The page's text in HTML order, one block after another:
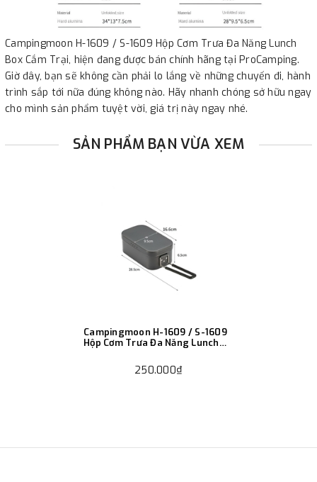
Campingmoon H-1609 / S-1609 Hộp Cơm Trưa Đa Năng Lunch
Box Cắm Trại, hiện đang được bán chính hãng tại ProCamping.
Giờ đây, bạn sẽ không cần phải lo lắng về những chuyến đi, hành
trình sắp tới nữa đúng không nào. Hãy nhanh chóng sở hữu ngay
cho mình sản phẩm tuyệt vời, giá trị này ngay nhé.
SẢN PHẨM BẠN VỪA XEM
Campingmoon H-1609 / S-1609
Hộp Cơm Trưa Đa Năng Lunch
250.000₫